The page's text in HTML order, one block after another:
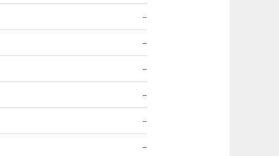
-
-
-
-
-
-